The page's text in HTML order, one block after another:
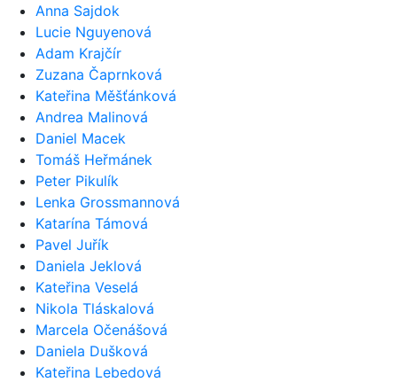
Anna Sajdok
Lucie Nguyenová
Adam Krajčír
Zuzana Čaprnková
Kateřina Měšťánková
Andrea Malinová
Daniel Macek
Tomáš Heřmánek
Peter Pikulík
Lenka Grossmannová
Katarína Támová
Pavel Juřík
Daniela Jeklová
Kateřina Veselá
Nikola Tláskalová
Marcela Očenášová
Daniela Dušková
Kateřina Lebedová